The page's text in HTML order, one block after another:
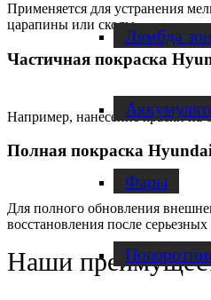
Лямбда
Фары
Применяется для устранения
царапины или сколы.
Частичная покраска
Например, нанесение краски на
Полная покраска
Для полного обновления
восстановления после
Наши